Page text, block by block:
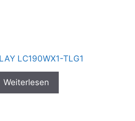
LC190WX1-TLG1
Weiterlesen